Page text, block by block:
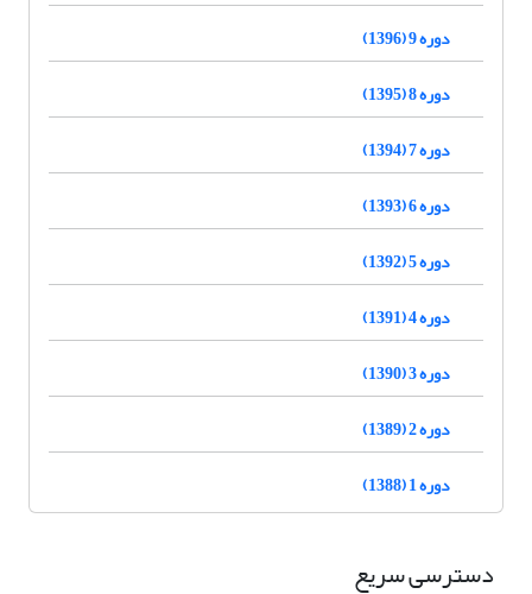
دوره 9 (1396)
دوره 8 (1395)
دوره 7 (1394)
دوره 6 (1393)
دوره 5 (1392)
دوره 4 (1391)
دوره 3 (1390)
دوره 2 (1389)
دوره 1 (1388)
دسترسی سریع